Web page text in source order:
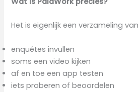
Het is eigenlijk een verzameling
enquêtes invullen
soms een video kijken
af en toe een app testen
iets proberen of beoordelen